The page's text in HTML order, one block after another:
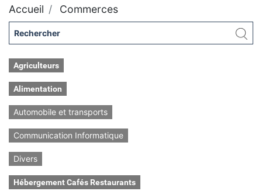
Accueil Commerces
Agriculteurs
Alimentation
Automobile et transports
Communication Informatique
Divers
Hébergement Cafés Restaurants